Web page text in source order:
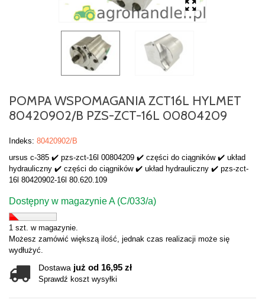
POMPA WSPOMAGANIA ZCT16L HYLMET
80420902/B PZS-ZCT-16L 00804209
Indeks: 80420902/B
ursus c-385 ✔️ pzs-zct-16l 00804209 ✔️ części do ciągników ✔️ układ
hydrauliczny ✔️ części do ciągników ✔️ układ hydrauliczny ✔️ pzs-zct-
16l 80420902-16l 80.620.109
Dostępny w magazynie A (C/033/a)
1 szt. w magazynie.
Możesz zamówić większą ilość, jednak czas realizacji może się
wydłużyć.
Dostawa już od 16,95 zł
Sprawdź koszt wysyłki